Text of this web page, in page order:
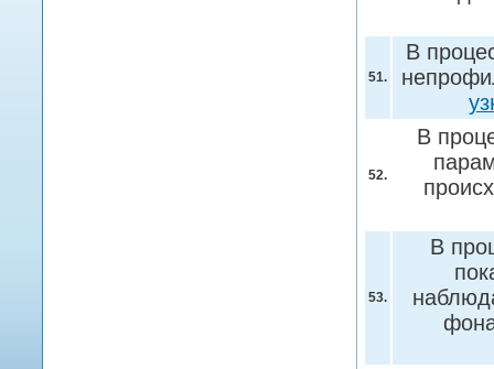
51.
В
52.
В
53.
В